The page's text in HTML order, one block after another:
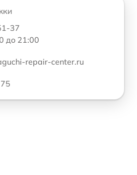
37
до 21:00
repair-center.ru